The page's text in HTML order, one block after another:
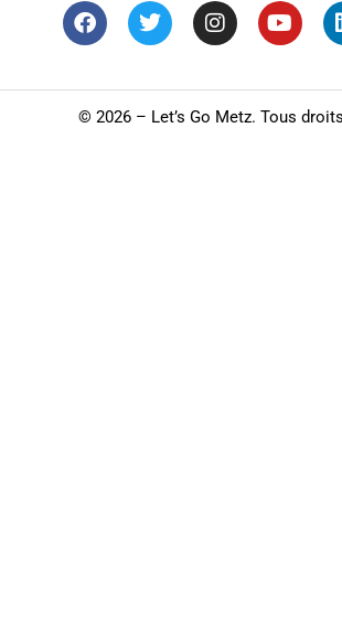
© 2026 – Let’s Go Metz. Tous